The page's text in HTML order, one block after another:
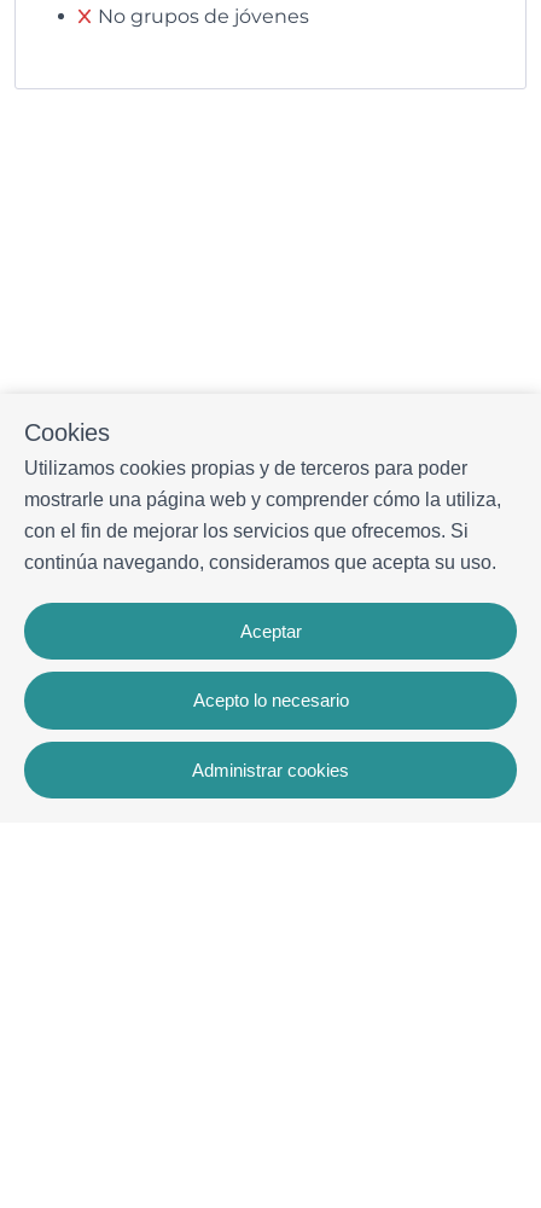
Cookies
Utilizamos cookies propias y de terceros para poder
mostrarle una página web y comprender cómo la utiliza,
con el fin de mejorar los servicios que ofrecemos. Si
continúa navegando, consideramos que acepta su uso.
Aceptar
Acepto lo necesario
Administrar cookies
No grupos de jóvenes